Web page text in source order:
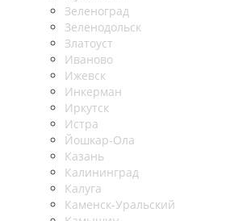
Зеленоград
Зеленодольск
Златоуст
Иваново
Ижевск
Инкерман
Иркутск
Истра
Йошкар-Ола
Казань
Калининград
Калуга
Каменск-Уральский